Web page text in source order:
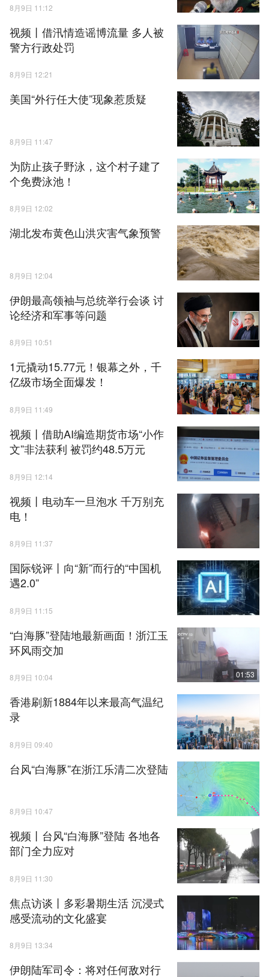
8月9日 11:12
视频丨借汛情造谣博流量 多人被
警方行政处罚
8月9日 12:21
美国“外行任大使”现象惹质疑
8月9日 11:47
为防止孩子野泳，这个村子建了
个免费泳池！
8月9日 12:02
湖北发布黄色山洪灾害气象预警
8月9日 12:04
伊朗最高领袖与总统举行会谈 讨
论经济和军事等问题
8月9日 10:51
1元撬动15.77元！银幕之外，千
亿级市场全面爆发！
8月9日 11:49
视频丨借助AI编造期货市场“小作
文”非法获利 被罚约48.5万元
8月9日 12:14
视频丨电动车一旦泡水 千万别充
电！
8月9日 11:37
国际锐评丨向“新”而行的“中国机
遇2.0”
8月9日 11:15
“白海豚”登陆地最新画面！浙江玉
环风雨交加
8月9日 10:04 01:53
香港刷新1884年以来最高气温纪
录
8月9日 09:40
台风“白海豚”在浙江乐清二次登陆
8月9日 10:47
视频丨台风“白海豚”登陆 各地各
部门全力应对
8月9日 11:30
焦点访谈丨多彩暑期生活 沉浸式
感受流动的文化盛宴
8月9日 13:34
伊朗陆军司令：将对任何敌对行